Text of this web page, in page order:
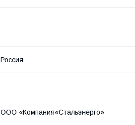
Россия
ООО «Компания«Стальэнерго»